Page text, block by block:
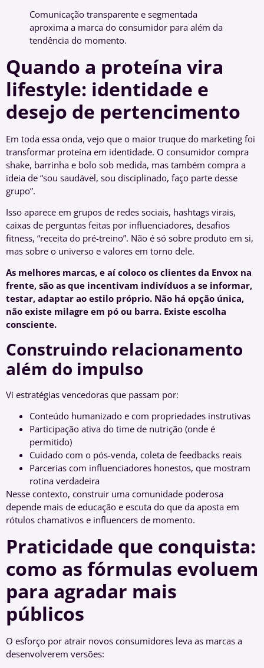
Comunicação transparente e segmentada
aproxima a marca do consumidor para além da
tendência do momento.
Quando a proteína vira
lifestyle: identidade e
desejo de pertencimento
Em toda essa onda, vejo que o maior truque do marketing foi
transformar proteína em identidade. O consumidor compra
shake, barrinha e bolo sob medida, mas também compra a
ideia de “sou saudável, sou disciplinado, faço parte desse
grupo”.
Isso aparece em grupos de redes sociais, hashtags virais,
caixas de perguntas feitas por influenciadores, desafios
fitness, “receita do pré-treino”. Não é só sobre produto em si,
mas sobre o universo e valores em torno dele.
As melhores marcas, e aí coloco os clientes da Envox na
frente, são as que incentivam indivíduos a se informar,
testar, adaptar ao estilo próprio. Não há opção única,
não existe milagre em pó ou barra. Existe escolha
consciente.
Construindo relacionamento
além do impulso
Vi estratégias vencedoras que passam por:
Conteúdo humanizado e com propriedades instrutivas
Participação ativa do time de nutrição (onde é
permitido)
Cuidado com o pós-venda, coleta de feedbacks reais
Parcerias com influenciadores honestos, que mostram
rotina verdadeira
Nesse contexto, construir uma comunidade poderosa
depende mais de educação e escuta do que da aposta em
rótulos chamativos e influencers de momento.
Praticidade que conquista:
como as fórmulas evoluem
para agradar mais
públicos
O esforço por atrair novos consumidores leva as marcas a
desenvolverem versões: